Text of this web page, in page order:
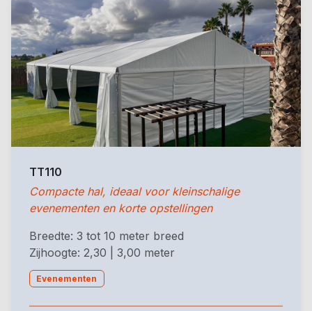
TT110
Compacte hal, ideaal voor kleinschalige
evenementen en korte opstellingen
Breedte: 3 tot 10 meter breed
Zijhoogte: 2,30 | 3,00 meter
Evenementen